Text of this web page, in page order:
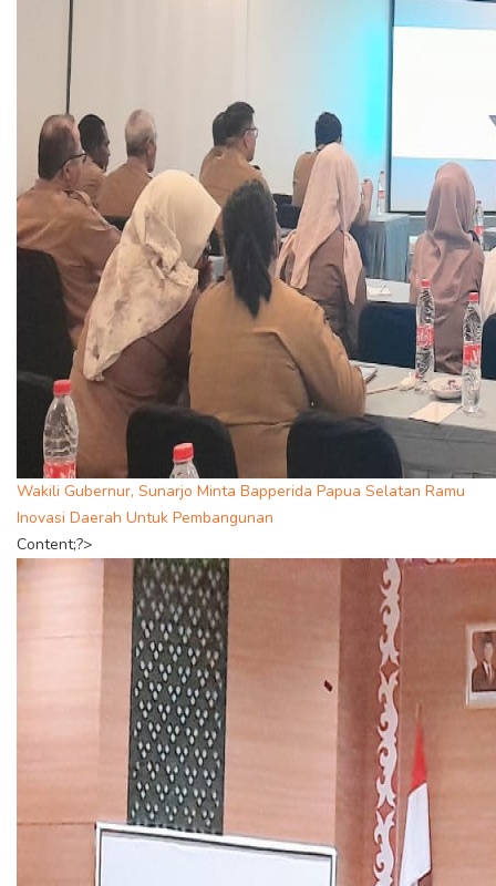
Wakili Gubernur, Sunarjo Minta Bapperida Papua Selatan Ramu
Inovasi Daerah Untuk Pembangunan
Content;?>